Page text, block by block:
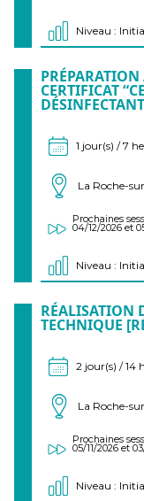
Niveau :
CERTIFICAT
1 jour(s) / 7
La Roche-
Prochaines
04/12/2026 et
Niveau :
RÉALISATION
TECHNIQUE
2 jour(s) / 14
La Roche-
Prochaines
05/11/2026 et
Niveau :